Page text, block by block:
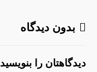
بدون دیدگاه
دیدگاهتان را بنویسید